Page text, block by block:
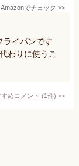
Amazonでチェック >>
ライパンです
わりに使うこ
めコメント (1件) >